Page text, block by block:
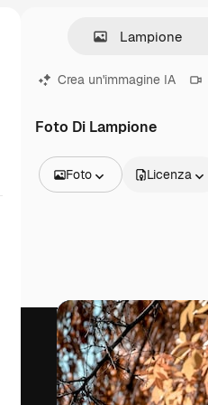
Crea un'immagine IA
Foto Di Lampione
Foto
Video
Clip video
Motion graphic
Modelli di video
Icone
Modelli 3D
Font
Licenza